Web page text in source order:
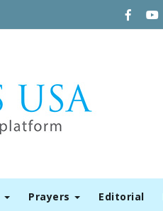
Prayers Editorial